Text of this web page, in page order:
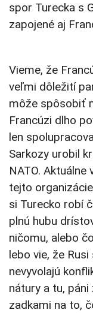
spor Turecka s
zapojené aj
Vieme, že
veľmi dôležití
môže spôsobiť
Francúzi dlho
len
Sarkozy urobil
NATO.
tejto
si Turecko robí
plnú hubu
ničomu, alebo
lebo vie, že
nevyvolajú
nátury a tu,
zadkami na to,